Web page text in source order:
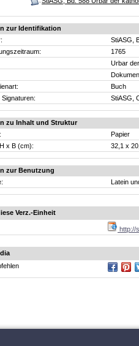
zur Identifikation
StiASG,
1765
Urbar
Buch
StiASG,
zu Inhalt und Struktur
Papier
x B (cm):
32,1 x
zur Benutzung
Latein
Verz.-Einheit
http://